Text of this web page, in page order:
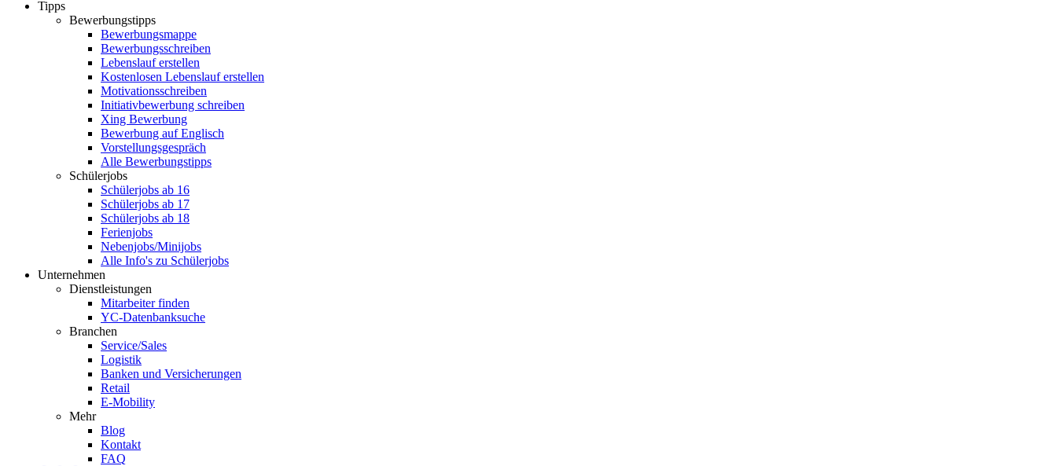
Tipps
Bewerbungstipps
Bewerbungsmappe
Bewerbungsschreiben
Lebenslauf erstellen
Kostenlosen Lebenslauf erstellen
Motivationsschreiben
Initiativbewerbung schreiben
Xing Bewerbung
Bewerbung auf Englisch
Vorstellungsgespräch
Alle Bewerbungstipps
Schülerjobs
Schülerjobs ab 16
Schülerjobs ab 17
Schülerjobs ab 18
Ferienjobs
Nebenjobs/Minijobs
Alle Info's zu Schülerjobs
Unternehmen
Dienstleistungen
Mitarbeiter finden
YC-Datenbanksuche
Branchen
Service/Sales
Logistik
Banken und Versicherungen
Retail
E-Mobility
Mehr
Blog
Kontakt
FAQ